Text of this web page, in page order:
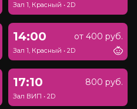
Зал 1, Красный • 2D
14:00 от 400 руб.
Зал 1, Красный • 2D
17:10 800 руб.
Зал ВИП • 2D